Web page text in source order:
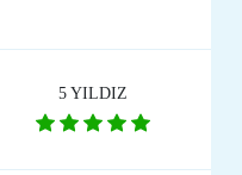
5 YILDIZ